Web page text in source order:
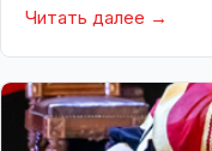
Читать далее